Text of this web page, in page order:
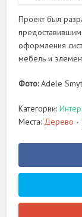
Проект был
оформления
мебель и
Фото:Adele
Категории:
Места: Дерево •